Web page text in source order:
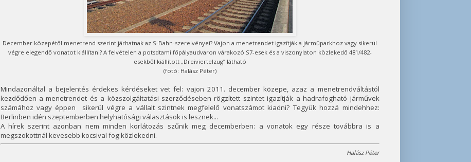
December közepétől menetrend szerint járhatnak az S-Bahn-szerelvényei? Vajon a menetrendet igazítják a járműparkhoz vagy sikerül
végre elegendő vonatot kiállítani? A felvételen a potsdtami főpályaudvaron várakozó S7-esek és a viszonylaton közlekedő 481/482-
esekből kiállított „Dreiviertelzug” látható
(fotó: Halász Péter)
Mindazonáltal a bejelentés érdekes kérdéseket vet fel: vajon 2011. december közepe, azaz a menetrendváltástól
kezdődően a menetrendet és a közszolgáltatási szerződéseben rögzített szintet igazítják a hadrafogható járművek
számához vagy éppen sikerül végre a vállalt szintnek megfelelő vonatszámot kiadni? Tegyük hozzá mindehhez:
Berlinben idén szeptemberben helyhatósági választások is lesznek...
A hírek szerint azonban nem minden korlátozás szűnik meg decemberben: a vonatok egy része továbbra is a
megszokottnál kevesebb kocsival fog közlekedni.
Halász Péter